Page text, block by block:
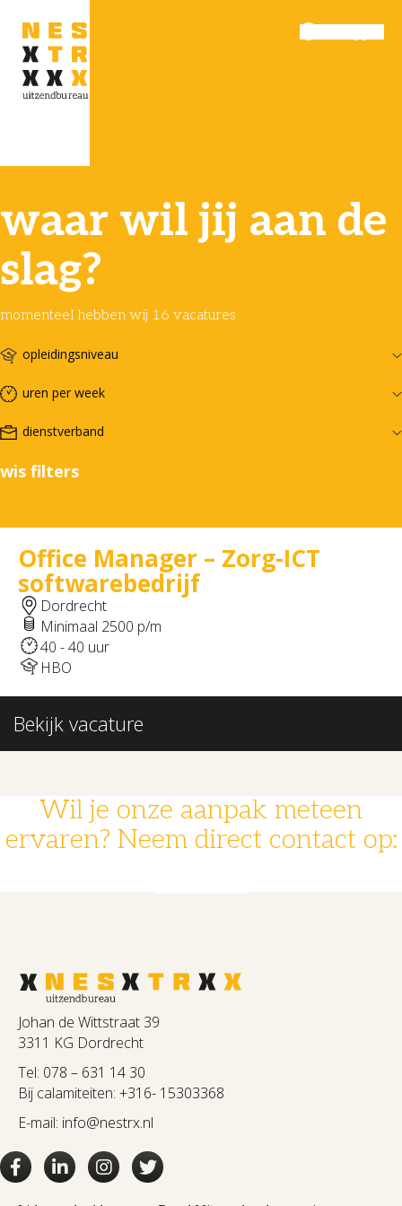
waar wil jij aan de
slag?
momenteel hebben wij 16 vacatures
wis filters
Office Manager – Zorg-ICT
softwarebedrijf
Dordrecht
Minimaal 2500 p/m
40 - 40 uur
HBO
Bekijk vacature
Wil je onze aanpak meteen
ervaren? Neem direct contact op:
Johan de Wittstraat 39
3311 KG Dordrecht
Tel: 078 – 631 14 30
Bij calamiteiten: +316- 15303368
E-mail: info@nestrx.nl